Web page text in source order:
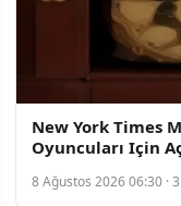
New York Times
Oyuncuları Için
8 Ağustos 2026 06:30 ·